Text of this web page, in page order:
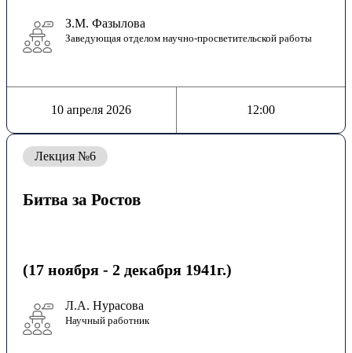
З.М. Фазылова
Заведующая отделом научно-просветительской работы
10 апреля 2026 12:00
Лекция №6
Битва за Ростов
(17 ноября - 2 декабря 1941г.)
Л.А. Нурасова
Научный работник